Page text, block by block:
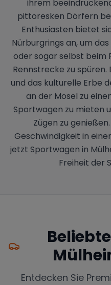
ihrem
pittoresken Dörfern
Enthusiasten bietet
Nürburgrings an, um
oder sogar selbst beim
Rennstrecke zu
und das kulturelle Erbe
an der Mosel zu
Sportwagen zu mieten
Zügen zu
Geschwindigkeit in
jetzt Sportwagen in
Freiheit der
Entdecken Sie